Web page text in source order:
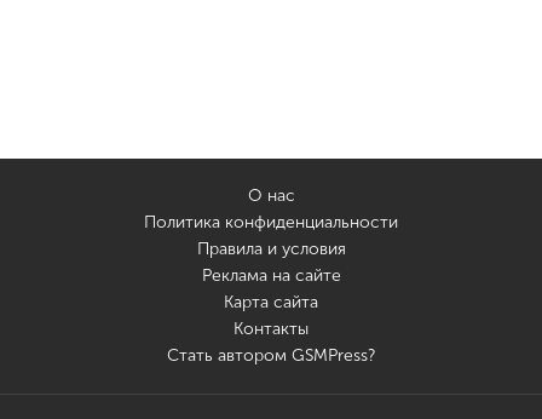
О нас
Политика конфиденциальности
Правила и условия
Реклама на сайте
Карта сайта
Контакты
Стать автором GSMPress?